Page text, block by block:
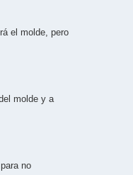
el molde, pero
molde y a
no